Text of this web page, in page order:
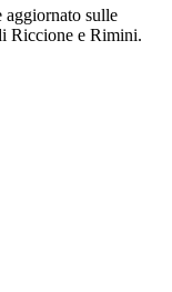
aggiornato sulle
Riccione e Rimini.